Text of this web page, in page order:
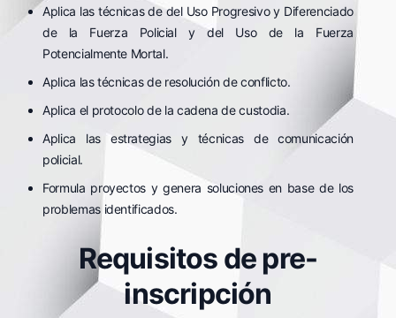
Aplica las técnicas de del Uso Progresivo y Diferenciado
de la Fuerza Policial y del Uso de la Fuerza
Potencialmente Mortal.
Aplica las técnicas de resolución de conflicto.
Aplica el protocolo de la cadena de custodia.
Aplica las estrategias y técnicas de comunicación
policial.
Formula proyectos y genera soluciones en base de los
problemas identificados.
Requisitos de pre-
inscripción